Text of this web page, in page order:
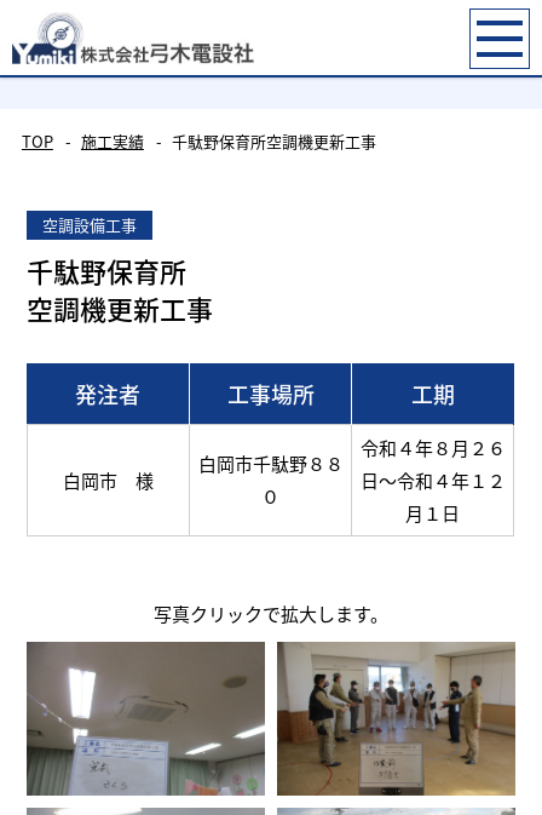
施工実績
TOP 施工実績 千駄野保育所空調機更新工事
空調設備工事
千駄野保育所
空調機更新工事
発注者 工事場所 工期
白岡市 様
白岡市千駄野８８
０
令和４年８月２６
日～令和４年１２
月１日
写真クリックで拡大します。